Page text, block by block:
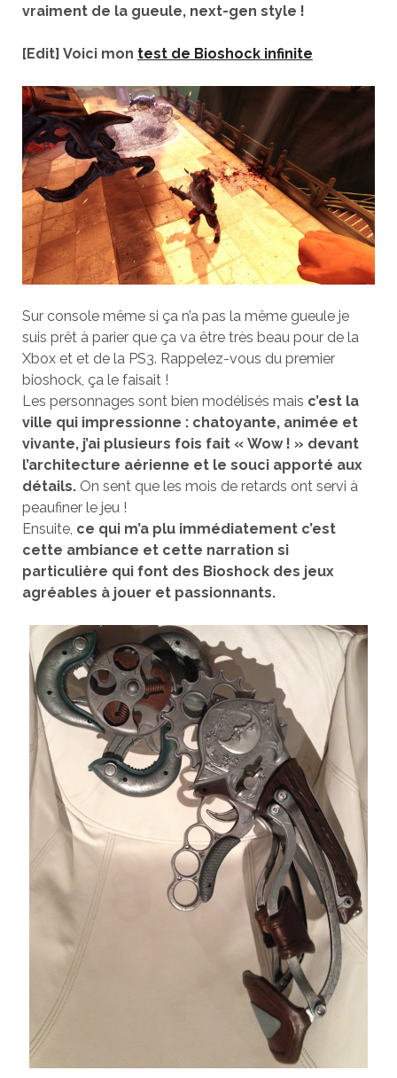
vraiment de la gueule, next-gen style !
[Edit] Voici mon test de Bioshock infinite
Sur console même si ça n’a pas la même gueule je
suis prêt à parier que ça va être très beau pour de la
Xbox et et de la PS3. Rappelez-vous du premier
bioshock, ça le faisait !
Les personnages sont bien modélisés mais c’est la
ville qui impressionne : chatoyante, animée et
vivante, j’ai plusieurs fois fait « Wow ! » devant
l’architecture aérienne et le souci apporté aux
détails.On sent que les mois de retards ont servi à
peaufiner le jeu !
Ensuite, ce qui m’a plu immédiatement c’est
cette ambiance et cette narration si
particulière qui font des Bioshock des jeux
agréables à jouer et passionnants.